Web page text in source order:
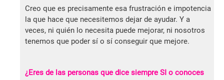
Creo que es precisamente esa frustración e impotencia
la que hace que necesitemos dejar de ayudar. Y a
veces, ni quién lo necesita puede mejorar, ni nosotros
tenemos que poder sí o sí conseguir que mejore.
¿Eres de las personas que dice siempre SI o conoces